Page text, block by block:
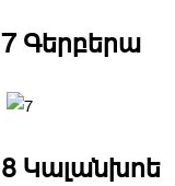
7 Գերբերա
8 Կալանխոե